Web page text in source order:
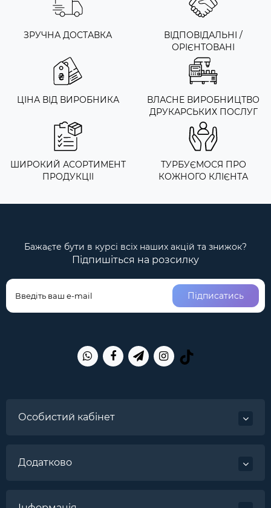
ЗРУЧНА ДОСТАВКА
ВІДПОВІДАЛЬНІ /
ОРІЄНТОВАНІ
ЦІНА ВІД ВИРОБНИКА
ВЛАСНЕ ВИРОБНИЦТВО
ДРУКАРСЬКИХ ПОСЛУГ
ШИРОКИЙ АСОРТИМЕНТ
ПРОДУКЦІІ
ТУРБУЄМОСЯ ПРО
КОЖНОГО КЛІЄНТА
Бажаєте бути в курсі всіх наших акцій та знижок?
Підпишіться на розсилку
Підписатись
Особистий кабінет
Додатково